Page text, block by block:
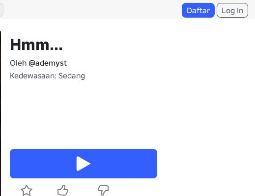
Daftar Log In
Hmm...
Oleh @ademyst
Kedewasaan: Sedang